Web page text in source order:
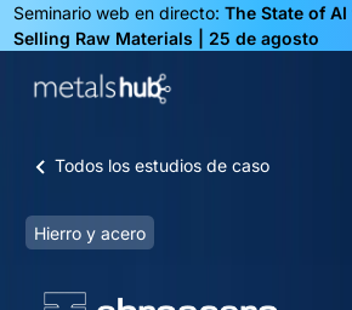
Seminario web en directo: The State of
Selling Raw Materials | 25 de agosto
Todos los estudios de caso
Hierro y acero